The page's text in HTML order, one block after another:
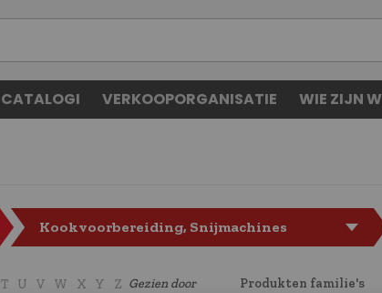
CATALOGI VERKOOPORGANISATIE WIE ZIJN W
Kookvoorbereiding, Snijmachines
T U V W X Y Z Gezien door Produkten familie's